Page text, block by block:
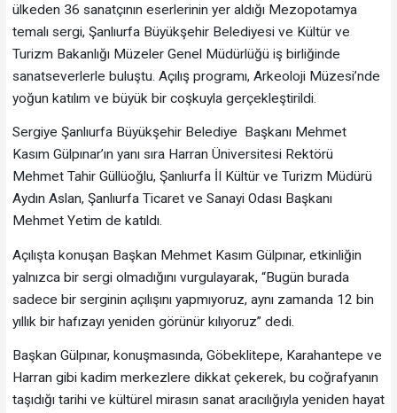
ülkeden 36 sanatçının eserlerinin yer aldığı Mezopotamya
temalı sergi, Şanlıurfa Büyükşehir Belediyesi ve Kültür ve
Turizm Bakanlığı Müzeler Genel Müdürlüğü iş birliğinde
sanatseverlerle buluştu. Açılış programı, Arkeoloji Müzesi’nde
yoğun katılım ve büyük bir coşkuyla gerçekleştirildi.
Sergiye Şanlıurfa Büyükşehir Belediye Başkanı Mehmet
Kasım Gülpınar’ın yanı sıra Harran Üniversitesi Rektörü
Mehmet Tahir Güllüoğlu, Şanlıurfa İI Kültür ve Turizm Müdürü
Aydın Aslan, Şanlıurfa Ticaret ve Sanayi Odası Başkanı
Mehmet Yetim de katıldı.
Açılışta konuşan Başkan Mehmet Kasım Gülpınar, etkinliğin
yalnızca bir sergi olmadığını vurgulayarak, “Bugün burada
sadece bir serginin açılışını yapmıyoruz, aynı zamanda 12 bin
yıllık bir hafızayı yeniden görünür kılıyoruz” dedi.
Başkan Gülpınar, konuşmasında, Göbeklitepe, Karahantepe ve
Harran gibi kadim merkezlere dikkat çekerek, bu coğrafyanın
taşıdığı tarihi ve kültürel mirasın sanat aracılığıyla yeniden hayat